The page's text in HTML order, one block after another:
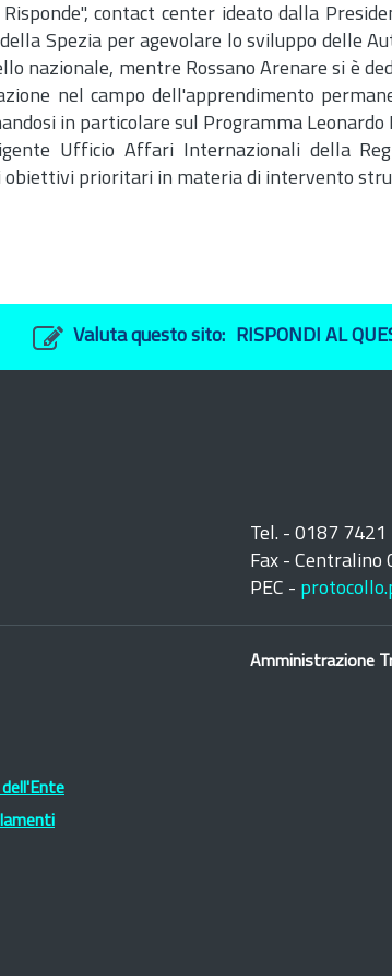
contact center ideato dalla
Spezia per agevolare lo sviluppo delle
nazionale, mentre Rossano Arenare si è
nel campo dell'apprendimento
in particolare sul Programma Leonardo
Ufficio Affari Internazionali della
prioritari in materia di intervento
Valuta questo sito: RISPONDI AL
Tel. - 0187 7421
Fax - Centralino
PEC -
Amministrazione